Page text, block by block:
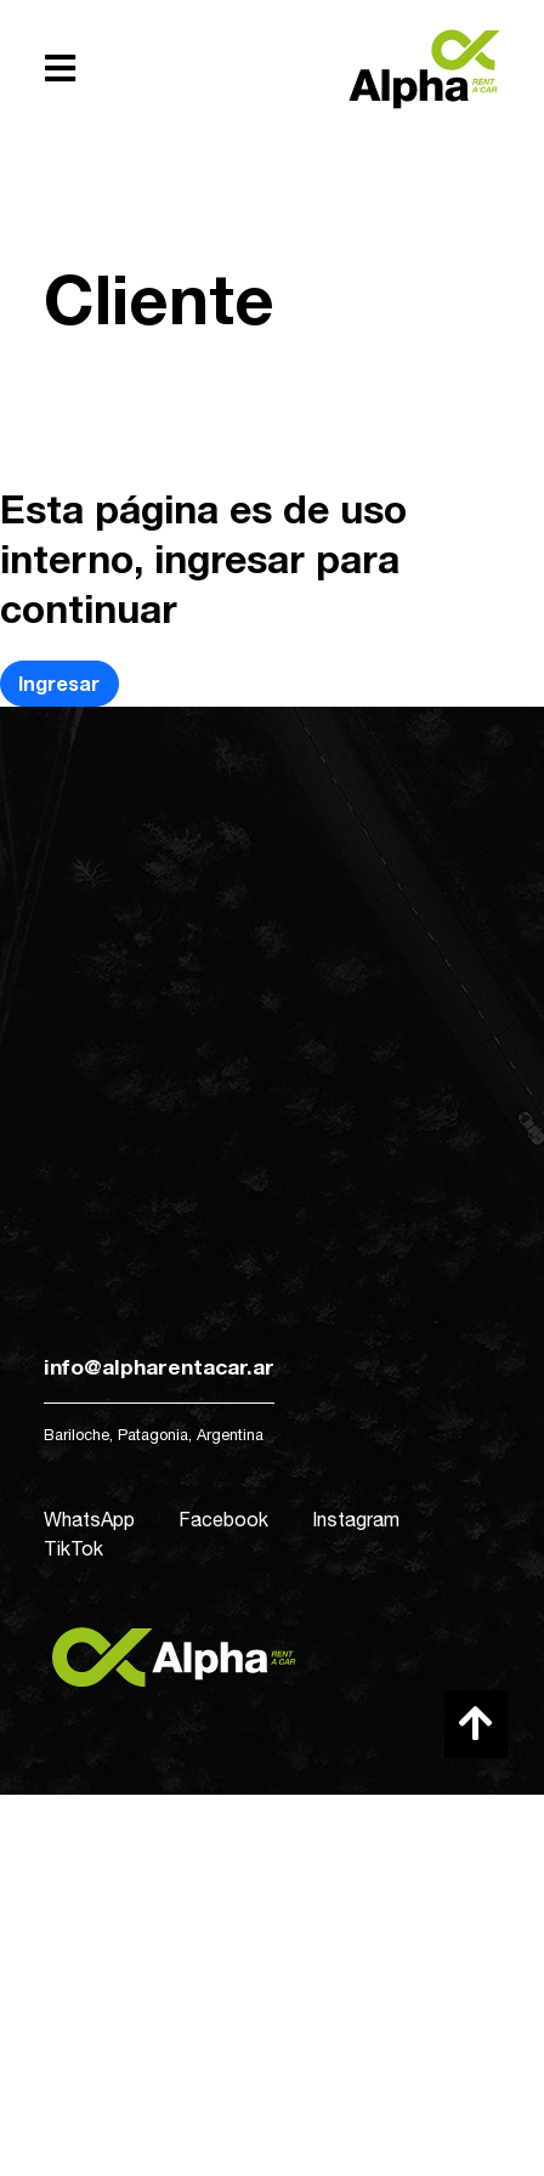
Cliente
Esta página es de uso
interno, ingresar para
continuar
Ingresar
154619083
info@alpharentacar.ar
Bariloche, Patagonia, Argentina
WhatsApp Facebook
Instagram
TikTok